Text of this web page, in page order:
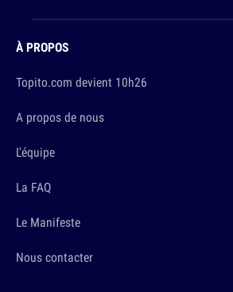
À PROPOS
Topito.com devient 10h26
A propos de nous
L'équipe
La FAQ
Le Manifeste
Nous contacter